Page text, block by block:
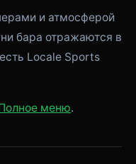
и атмосферой
бара отражаются в
Locale Sports
меню.